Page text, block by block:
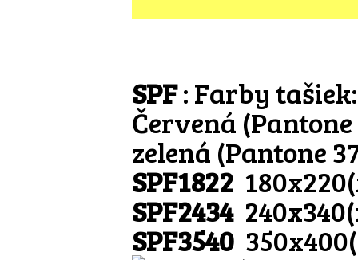
SPF: Farby
Červená
zelená (Pantone
SPF1822
SPF2434
SPF3540